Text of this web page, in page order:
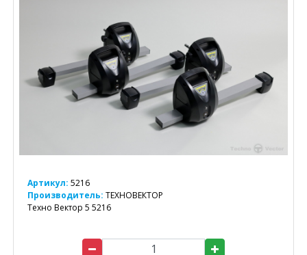
Артикул: 5216
Производитель: ТЕХНОВЕКТОР
Техно Вектор 5 5216